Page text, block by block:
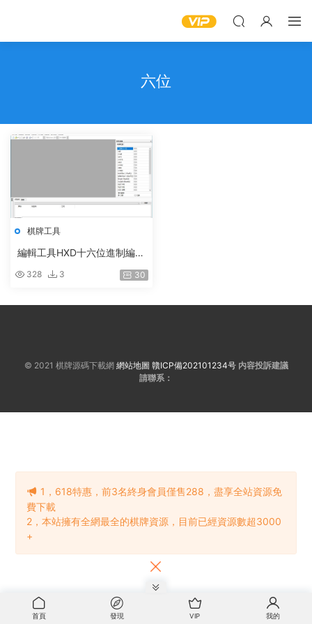
六位
棋牌工具
編輯工具HXD十六位進制編輯
328 3 30
© 2021 棋牌源碼下載網 網站地圖 贛ICP備202101234号 内容投訴建議
請聯系：
首頁 發現 VIP 我的
1，618特惠，前3名終身會員僅售288，盡享全站資源免
費下載
2，本站擁有全網最全的棋牌資源，目前已經資源數超3000
+